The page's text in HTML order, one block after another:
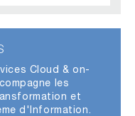
Cloud & on-
les
et
d'Information.